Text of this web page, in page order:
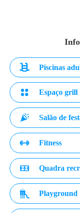
Piscinas
Espaço grill
Salão de
Fitness
Quadra
Playground